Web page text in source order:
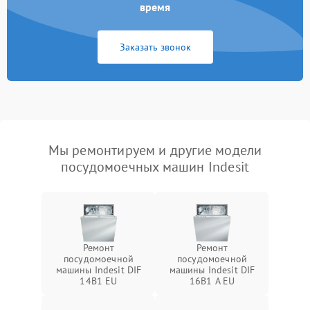
время
Заказать звонок
Мы ремонтируем и другие модели
посудомоечных машин Indesit
Ремонт
посудомоечной
машины Indesit DIF
14B1 EU
Ремонт
посудомоечной
машины Indesit DIF
16B1 A EU